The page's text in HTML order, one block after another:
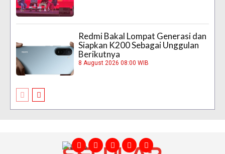
Redmi Bakal Lompat Generasi dan
Siapkan K200 Sebagai Unggulan
Berikutnya
8 August 2026 08:00 WIB